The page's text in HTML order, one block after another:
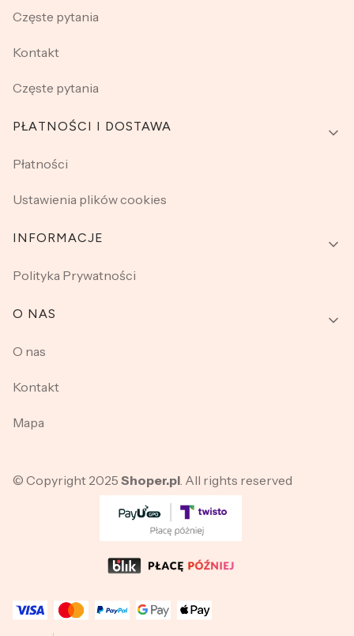
Częste pytania
Kontakt
Częste pytania
PŁATNOŚCI I DOSTAWA
Płatności
Ustawienia plików cookies
INFORMACJE
Polityka Prywatności
O NAS
O nas
Kontakt
Mapa
© Copyright 2025 Shoper.pl. All rights reserved